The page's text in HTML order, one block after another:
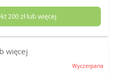
200zł lub więcej
więcej
Wyczerpana